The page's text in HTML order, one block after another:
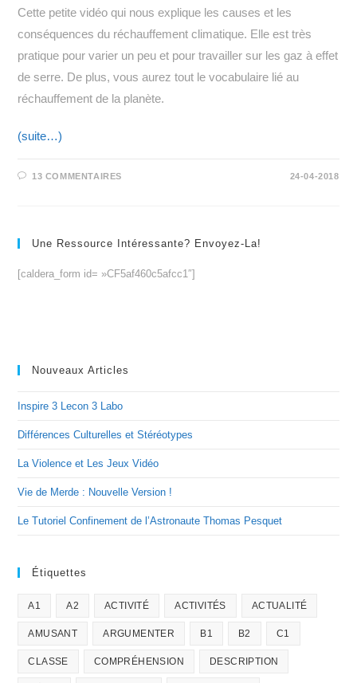
Cette petite vidéo qui nous explique les causes et les
conséquences du réchauffement climatique. Elle est très
pratique pour varier un peu et pour travailler sur les gaz à effet
de serre. De plus, vous aurez tout le vocabulaire lié au
réchauffement de la planète.
(suite…)
13 COMMENTAIRES 24-04-2018
Une Ressource Intéressante? Envoyez-La!
[caldera_form id= »CF5af460c5afcc1″]
Nouveaux Articles
Inspire 3 Lecon 3 Labo
Différences Culturelles et Stéréotypes
La Violence et Les Jeux Vidéo
Vie de Merde : Nouvelle Version !
Le Tutoriel Confinement de l’Astronaute Thomas Pesquet
Étiquettes
A1 A2 ACTIVITÉ ACTIVITÉS ACTUALITÉ
AMUSANT ARGUMENTER B1 B2 C1
CLASSE COMPRÉHENSION DESCRIPTION